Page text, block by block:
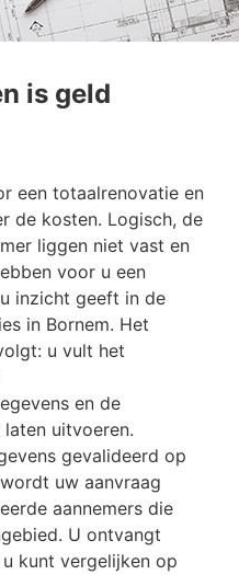
is geld
een totaalrenovatie en
de kosten. Logisch, de
liggen niet vast en
voor u een
inzicht geeft in de
in Bornem. Het
u vult het
en de
uitvoeren.
gevalideerd op
uw aanvraag
aannemers die
U ontvangt
kunt vergelijken op